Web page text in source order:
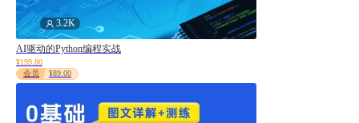
React.JS
Less
ThinkPHP
3.2K
AI驱动的Python编程实战
¥199.80
会员
¥89.00